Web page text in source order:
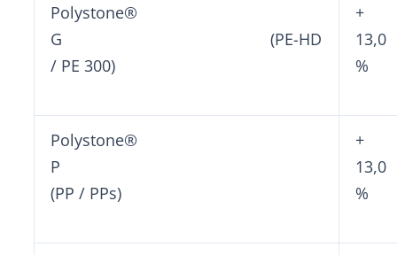
Polystone®
G (PE-HD
/ PE 300)
+
13,0
%
Polystone®
P
(PP / PPs)
+
13,0
%